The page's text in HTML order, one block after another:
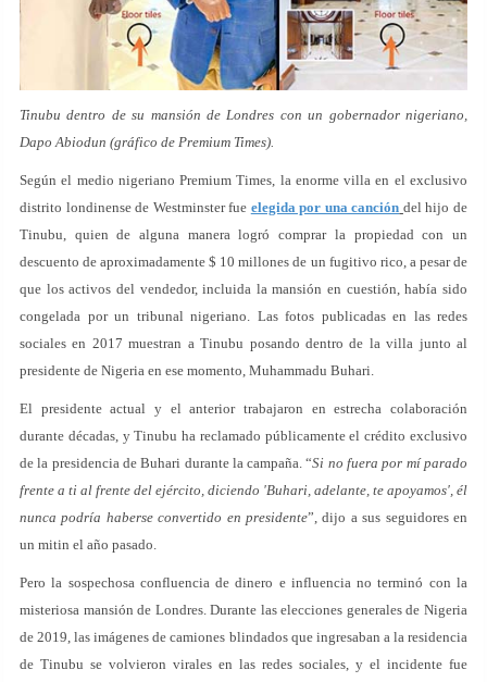
Tinubu dentro de su mansión de Londres con un gobernador nigeriano,
Dapo Abiodun (gráfico de Premium Times).
Según el medio nigeriano Premium Times, la enorme villa en el exclusivo
distrito londinense de Westminster fue elegida por una canción del hijo de
Tinubu, quien de alguna manera logró comprar la propiedad con un
descuento de aproximadamente $ 10 millones de un fugitivo rico, a pesar de
que los activos del vendedor, incluida la mansión en cuestión, había sido
congelada por un tribunal nigeriano. Las fotos publicadas en las redes
sociales en 2017 muestran a Tinubu posando dentro de la villa junto al
presidente de Nigeria en ese momento, Muhammadu Buhari.
El presidente actual y el anterior trabajaron en estrecha colaboración
durante décadas, y Tinubu ha reclamado públicamente el crédito exclusivo
de la presidencia de Buhari durante la campaña. “Si no fuera por mí parado
frente a ti al frente del ejército, diciendo 'Buhari, adelante, te apoyamos', él
nunca podría haberse convertido en presidente”, dijo a sus seguidores en
un mitin el año pasado.
Pero la sospechosa confluencia de dinero e influencia no terminó con la
misteriosa mansión de Londres. Durante las elecciones generales de Nigeria
de 2019, las imágenes de camiones blindados que ingresaban a la residencia
de Tinubu se volvieron virales en las redes sociales, y el incidente fue